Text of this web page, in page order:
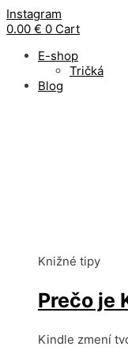
Preskočiť
na
Instagram
0.00 € 0 Cart
E-shop
Tričká
Blog
Knižné tipy
Prečo je
Kindle zmení